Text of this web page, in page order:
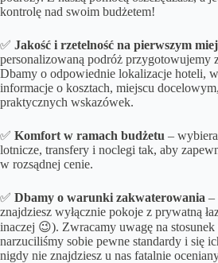
kontrolę nad swoim budżetem!
✅ Jakość i rzetelność na pierwszym
personalizowaną podróż przygotowujemy
Dbamy o odpowiednie lokalizacje hoteli,
informacje o kosztach, miejscu
praktycznych wskazówek.
✅ Komfort w ramach budżetu –
lotnicze, transfery i noclegi tak, aby
w rozsądnej cenie.
✅ Dbamy o warunki zakwaterowania –
znajdziesz wyłącznie pokoje z prywatną
inaczej 😉). Zwracamy uwagę na
narzuciliśmy sobie pewne standardy i się
nigdy nie znajdziesz u nas fatalnie